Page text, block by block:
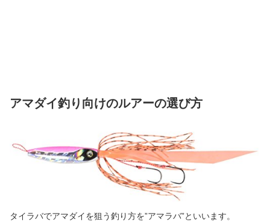
アマダイ釣り向けのルアーの選び方
タイラバでアマダイを狙う釣り方を”アマラバ”といいます。